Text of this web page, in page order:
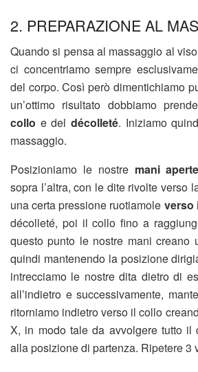
2. PREPARAZIONE AL
Quando si pensa al massaggio al
ci concentriamo sempre
del corpo. Così però dimentichiamo
un’ottimo risultato dobbiamo
collo e del décolleté. Iniziamo
massaggio.
Posizioniamo le nostre mani
sopra l’altra, con le dite rivolte verso
una certa pressione ruotiamole verso
décolleté, poi il collo fino a
questo punto le nostre mani creano
quindi mantenendo la posizione
intrecciamo le nostre dita dietro di
all’indietro e successivamente,
ritorniamo indietro verso il collo
X, in modo tale da avvolgere tutto il
alla posizione di partenza. Ripetere 3